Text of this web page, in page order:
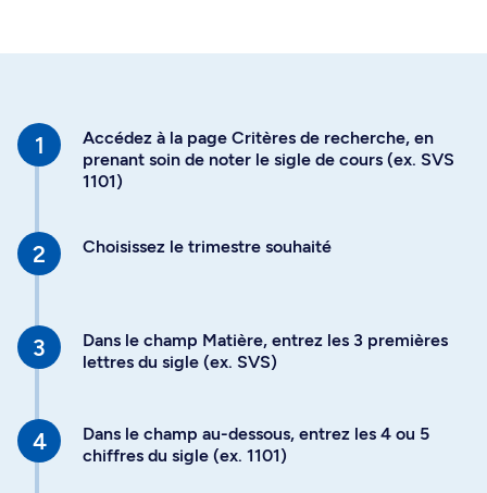
Accédez à la page Critères de recherche, en
prenant soin de noter le sigle de cours (ex. SVS
1101)
Choisissez le trimestre souhaité
Dans le champ Matière, entrez les 3 premières
lettres du sigle (ex. SVS)
Dans le champ au-dessous, entrez les 4 ou 5
chiffres du sigle (ex. 1101)